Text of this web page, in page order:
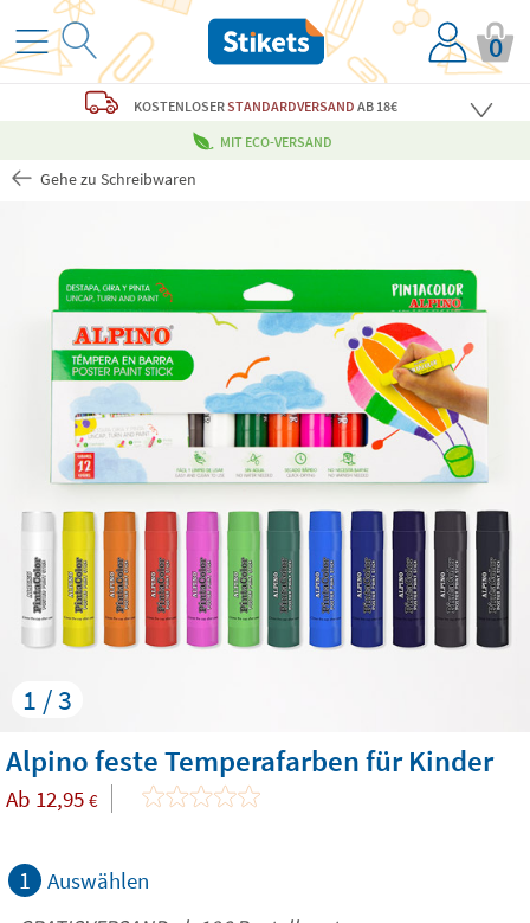
0
KOSTENLOSERSTANDARDVERSAND AB 18€
MIT ECO-VERSAND
Gehe zu Schreibwaren
1 / 3
Alpino feste Temperafarben für Kinder
Ab 12,95 €
1 Auswählen